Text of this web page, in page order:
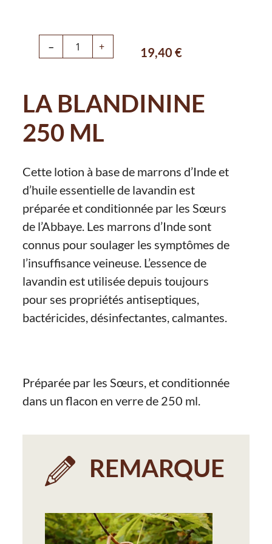
+
− 19,40 €
LA BLANDININE
250 ML
Cette lotion à base de marrons d’Inde et
d’huile essentielle de lavandin est
préparée et conditionnée par les Sœurs
de l’Abbaye. Les marrons d’Inde sont
connus pour soulager les symptômes de
l’insuffisance veineuse. L’essence de
lavandin est utilisée depuis toujours
pour ses propriétés antiseptiques,
bactéricides, désinfectantes, calmantes.
Préparée par les Sœurs, et conditionnée
dans un flacon en verre de 250 ml.
REMARQUE